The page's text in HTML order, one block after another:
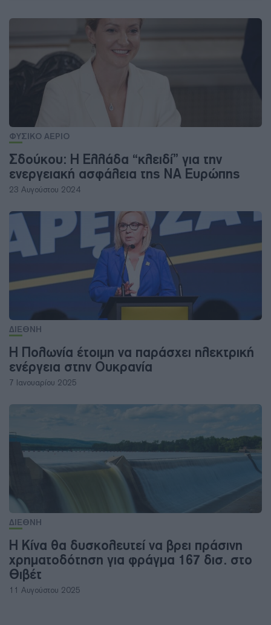
ΦΥΣΙΚΟ ΑΕΡΙΟ
Σδούκου: Η Ελλάδα “κλειδί” για την
ενεργειακή ασφάλεια της ΝΑ Ευρώπης
23 Αυγούστου 2024
ΔΙΕΘΝΗ
Η Πολωνία έτοιμη να παράσχει ηλεκτρική
ενέργεια στην Ουκρανία
7 Ιανουαρίου 2025
ΔΙΕΘΝΗ
Η Κίνα θα δυσκολευτεί να βρει πράσινη
χρηματοδότηση για φράγμα 167 δισ. στο
Θιβέτ
11 Αυγούστου 2025